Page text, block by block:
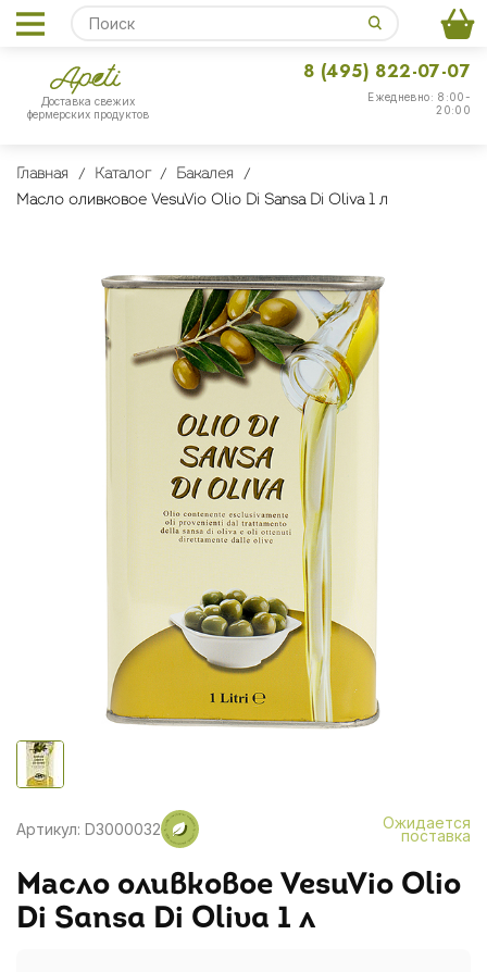
Доставка свежих
фермерских продуктов
Ежедневно: 8:00-
20:00
8 (495) 822-07-07
Главная Каталог
Бакалея
Масло оливковое VesuVio Olio Di Sansa Di Oliva 1 л
Артикул: D3000032 Ожидается
поставка
Масло оливковое VesuVio Olio
Di Sansa Di Oliva 1 л